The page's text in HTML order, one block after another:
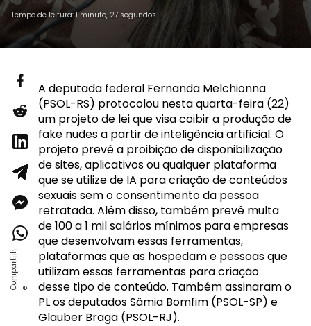
Tempo de leitura: 1 minuto, 27 segundos
A deputada federal Fernanda Melchionna
(PSOL-RS) protocolou nesta quarta-feira (22)
um projeto de lei que visa coibir a produção de
fake nudes a partir de inteligência artificial. O
projeto prevê a proibição de disponibilização
de sites, aplicativos ou qualquer plataforma
que se utilize de IA para criação de conteúdos
sexuais sem o consentimento da pessoa
retratada. Além disso, também prevê multa
de 100 a 1 mil salários mínimos para empresas
que desenvolvam essas ferramentas,
plataformas que as hospedam e pessoas que
utilizam essas ferramentas para criação
desse tipo de conteúdo. Também assinaram o
PL os deputados Sâmia Bomfim (PSOL-SP) e
Glauber Braga (PSOL-RJ).